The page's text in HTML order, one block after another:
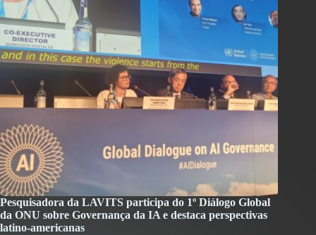
Pesquisadora da LAVITS participa do 1º Diálogo Global
da ONU sobre Governança da IA e destaca perspectivas
latino-americanas